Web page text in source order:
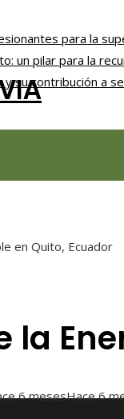
para la
un pilar para la
su contribución a
en Quito, Ecuador
la
6 mesesHace 6